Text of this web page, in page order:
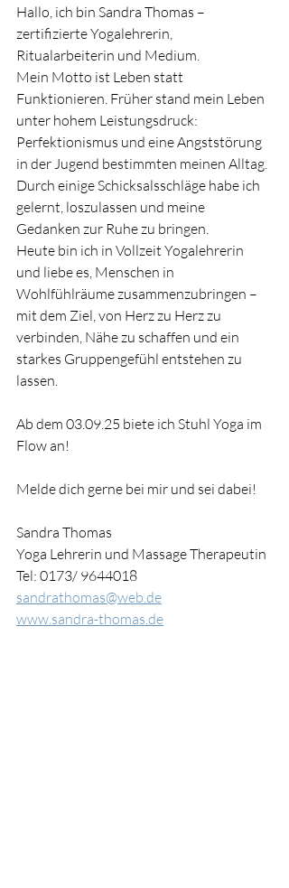
Hallo, ich bin Sandra Thomas –
zertifizierte Yogalehrerin,
Ritualarbeiterin und Medium.
Mein Motto ist Leben statt
Funktionieren. Früher stand mein Leben
unter hohem Leistungsdruck:
Perfektionismus und eine Angststörung
in der Jugend bestimmten meinen Alltag.
Durch einige Schicksalsschläge habe ich
gelernt, loszulassen und meine
Gedanken zur Ruhe zu bringen.
Heute bin ich in Vollzeit Yogalehrerin
und liebe es, Menschen in
Wohlfühlräume zusammenzubringen –
mit dem Ziel, von Herz zu Herz zu
verbinden, Nähe zu schaffen und ein
starkes Gruppengefühl entstehen zu
lassen.
Ab dem 03.09.25 biete ich Stuhl Yoga im
Flow an!
Melde dich gerne bei mir und sei dabei!
Sandra Thomas
Yoga Lehrerin und Massage Therapeutin
Tel: 0173/ 9644018
sandrathomas@web.de
www.sandra-thomas.de